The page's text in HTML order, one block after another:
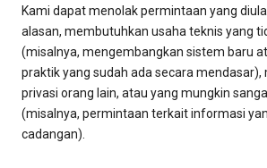
Kami dapat menolak permintaan yang
alasan, membutuhkan usaha teknis yang
(misalnya, mengembangkan sistem baru
praktik yang sudah ada secara mendasar),
privasi orang lain, atau yang mungkin
(misalnya, permintaan terkait informasi
cadangan).